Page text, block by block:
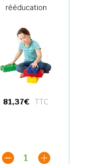
rééducation
81,37€ TTC
1